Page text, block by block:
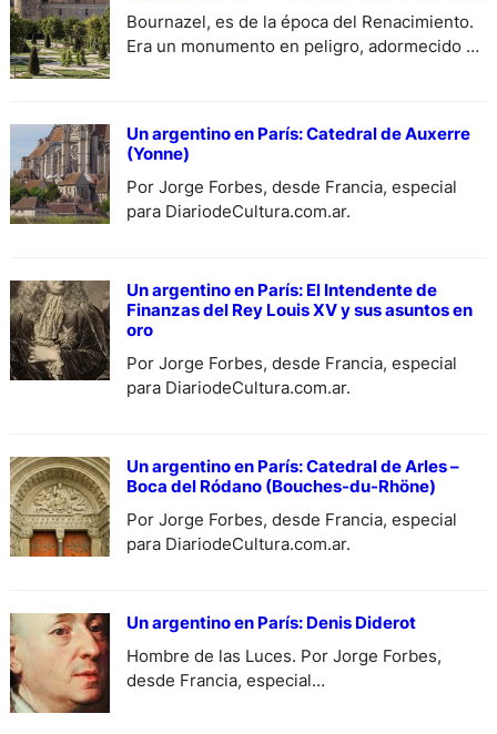
Bournazel, es de la época del Renacimiento.
Era un monumento en peligro, adormecido en
Un argentino en París: Catedral de Auxerre
(Yonne)
Por Jorge Forbes, desde Francia, especial
para DiariodeCultura.com.ar.
Un argentino en París: El Intendente de
Finanzas del Rey Louis XV y sus asuntos en
oro
Por Jorge Forbes, desde Francia, especial
para DiariodeCultura.com.ar.
Un argentino en París: Catedral de Arles –
Boca del Ródano (Bouches-du-Rhöne)
Por Jorge Forbes, desde Francia, especial
para DiariodeCultura.com.ar.
Un argentino en París: Denis Diderot
Hombre de las Luces. Por Jorge Forbes,
desde Francia, especial